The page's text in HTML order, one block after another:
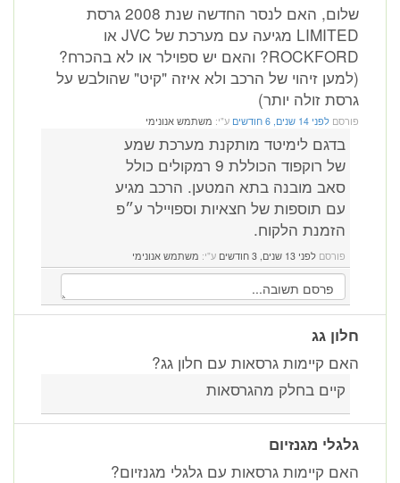
שלום, האם לנסר החדשה שנת 2008 גרסת
LIMITED מגיעה עם מערכת של JVC או
ROCKFORD? והאם יש ספוילר או לא בהכרח?
(למען זיהוי של הרכב ולא איזה "קיט" שהולבש על
גרסת זולה יותר)
פורסם לפני 14 שנים, 6 חודשים ע"י: משתמש אנונימי
בדגם לימיטד מותקנת מערכת שמע
של רוקפוד הכוללת 9 רמקולים כולל
סאב מובנה בתא המטען. הרכב מגיע
עם תוספות של חצאיות וספויילר ע״פ
הזמנת הלקוח.
פורסם לפני 13 שנים, 3 חודשים ע"י: משתמש אנונימי
חלון גג
האם קיימות גרסאות עם חלון גג?
קיים בחלק מהגרסאות
גלגלי מגנזיום
האם קיימות גרסאות עם גלגלי מגנזיום?